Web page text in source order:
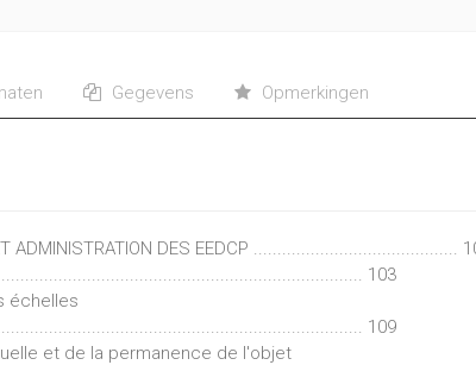
Gegevens Opmerkingen
ADMINISTRATION DES EEDCP ...........................................
103
échelles
109
et de la permanence de l'objet